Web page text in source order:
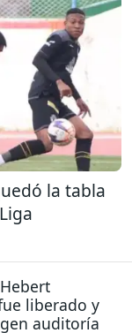
la tabla
liberado y
auditoría